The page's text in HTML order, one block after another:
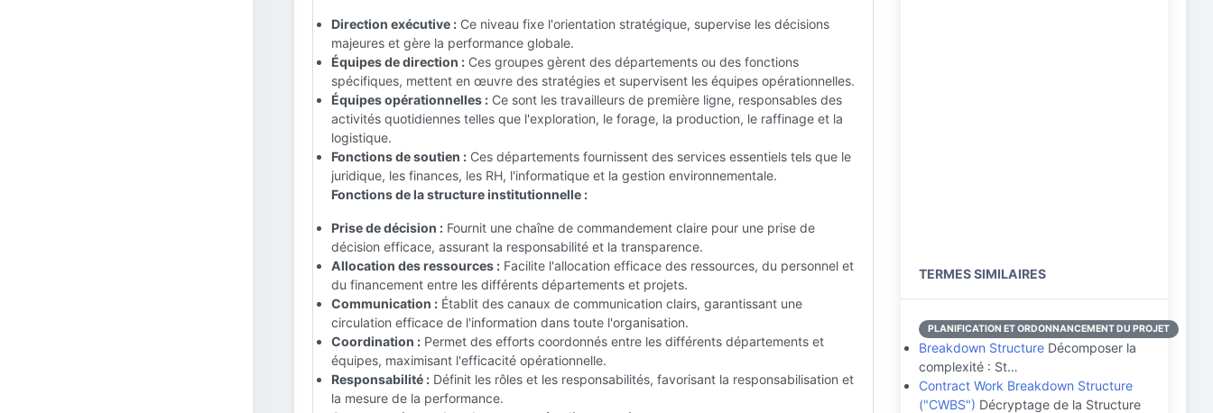
Direction exécutive : Ce niveau fixe l'orientation stratégique, supervise les décisions
majeures et gère la performance globale.
Équipes de direction : Ces groupes gèrent des départements ou des fonctions
spécifiques, mettent en œuvre des stratégies et supervisent les équipes opérationnelles.
Équipes opérationnelles : Ce sont les travailleurs de première ligne, responsables des
activités quotidiennes telles que l'exploration, le forage, la production, le raffinage et la
logistique.
Fonctions de soutien : Ces départements fournissent des services essentiels tels que le
juridique, les finances, les RH, l'informatique et la gestion environnementale.
Fonctions de la structure institutionnelle :
Prise de décision : Fournit une chaîne de commandement claire pour une prise de
décision efficace, assurant la responsabilité et la transparence.
Allocation des ressources : Facilite l'allocation efficace des ressources, du personnel et
du financement entre les différents départements et projets.
Communication : Établit des canaux de communication clairs, garantissant une
circulation efficace de l'information dans toute l'organisation.
Coordination : Permet des efforts coordonnés entre les différents départements et
équipes, maximisant l'efficacité opérationnelle.
Responsabilité : Définit les rôles et les responsabilités, favorisant la responsabilisation et
la mesure de la performance.
TERMES SIMILAIRES
PLANIFICATION ET ORDONNANCEMENT DU PROJET
Breakdown Structure Décomposer la
complexité : St…
Contract Work Breakdown Structure
("CWBS") Décryptage de la Structure